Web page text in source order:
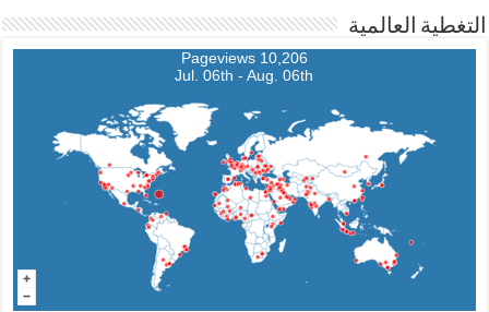
التغطية العالمية
10,206 Pageviews
Jul. 06th - Aug. 06th